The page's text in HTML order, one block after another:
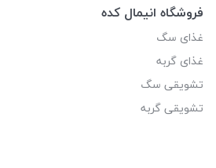
فروشگاه انیمال کده
غذای سگ
غذای گربه
تشویقی سگ
تشویقی گربه